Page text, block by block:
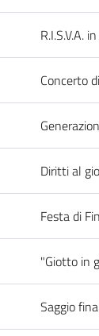
R.I.S.V.A.
Concerto
Diritti al
Festa di
"Giotto in
Saggio